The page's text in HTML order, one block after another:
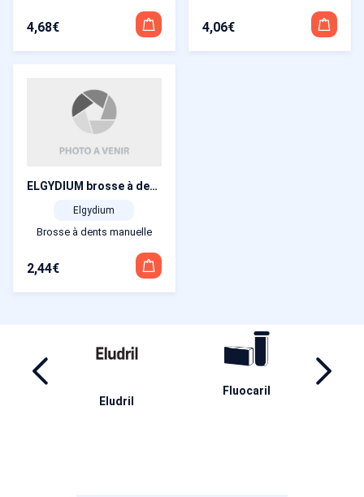
4,68€ 4,06€
ELGYDIUM brosse à dents interactive dure
Elgydium
Brosse à dents manuelle
2,44€